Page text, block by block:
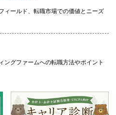
ィールド、転職市場での価値とニーズ
ングファームへの転職方法やポイント